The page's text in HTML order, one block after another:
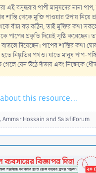
এই বসুন্ধরার পাপী মানুষদের নানা পাপ,
শাস্তি থেকে মুক্তি পাওয়ার উপায়
বাঁচা বড় কঠিন, তাই মুক্তির কথা
পাপের প্রকৃতি দিয়েই সৃষ্টি করেছেন।
দিয়েছেন। পাপের শাস্তির কথা
হতে নিষ্কৃতির পথও। যাতে মানুষ পাপ-
গেলে যেন উঠে দাঁড়ায় এবং নিজেকে
this resource...
, Ammar Hossain and SalafiForum